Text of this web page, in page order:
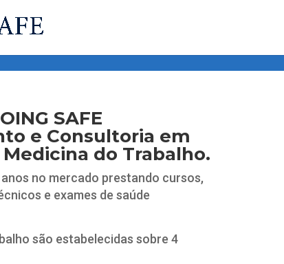
SAFE
e Consultoria em
Medicina do Trabalho.
no mercado prestando cursos,
e exames de saúde
são estabelecidas sobre 4